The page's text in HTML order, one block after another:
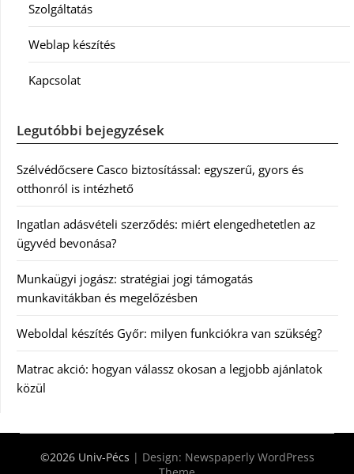
Szolgáltatás
Weblap készítés
Kapcsolat
Legutóbbi bejegyzések
Szélvédőcsere Casco biztosítással: egyszerű, gyors és
otthonról is intézhető
Ingatlan adásvételi szerződés: miért elengedhetetlen az
ügyvéd bevonása?
Munkaügyi jogász: stratégiai jogi támogatás
munkavitákban és megelőzésben
Weboldal készítés Győr: milyen funkciókra van szükség?
Matrac akció: hogyan válassz okosan a legjobb ajánlatok
közül
©2026 Univ-Pécs | Design: Newspaperly WordPress